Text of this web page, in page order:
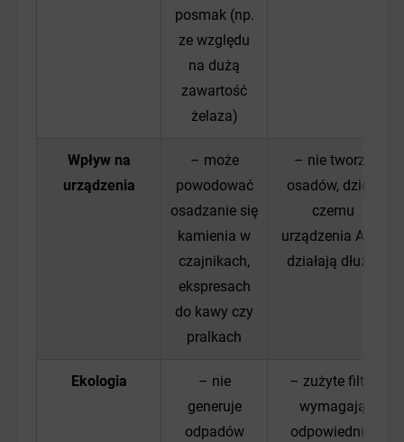
posmak (np.
ze względu
na dużą
zawartość
żelaza)
Wpływ na
urządzenia
– może
powodować
osadzanie się
kamienia w
czajnikach,
ekspresach
do kawy czy
pralkach
– nie tworzy
osadów, dzięki
czemu
urządzenia AGD
działają dłużej
Ekologia
– nie
generuje
odpadów
– zużyte filtry
wymagają
odpowiedniej